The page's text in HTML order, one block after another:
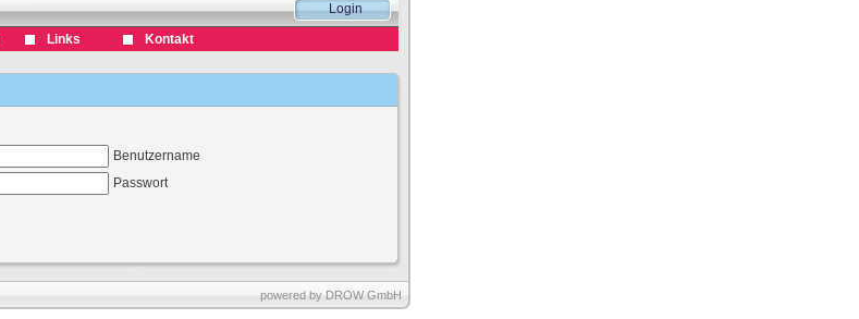
Login
Links Kontakt
Benutzername
Passwort
powered by DROW GmbH